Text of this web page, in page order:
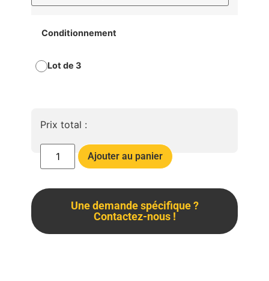
Conditionnement
Lot de 3
Prix total :
Ajouter au panier
Une demande spécifique ?
Contactez-nous !